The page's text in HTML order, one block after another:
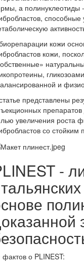
а
способные
кожи
кожи,
и
представлены
увеличения роста
со стойким
-
фактов о PLINEST: